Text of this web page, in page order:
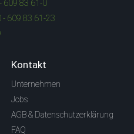
609 83 61-0
- 609 83 61-23
Kontakt
Unternehmen
Jobs
AGB & Datenschutzerklärung
FAQ